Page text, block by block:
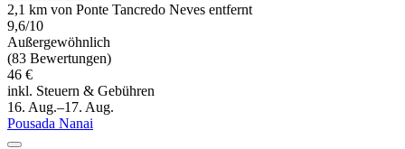
2,1 km von Ponte Tancredo Neves entfernt
9,6/10
Außergewöhnlich
(83 Bewertungen)
46 €
inkl. Steuern & Gebühren
16. Aug.–17. Aug.
Pousada Nanai